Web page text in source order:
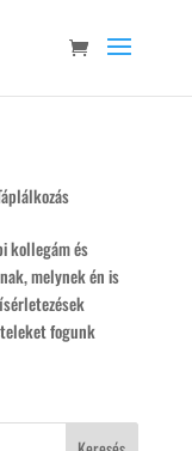
kollegám és
melynek én is
fogunk